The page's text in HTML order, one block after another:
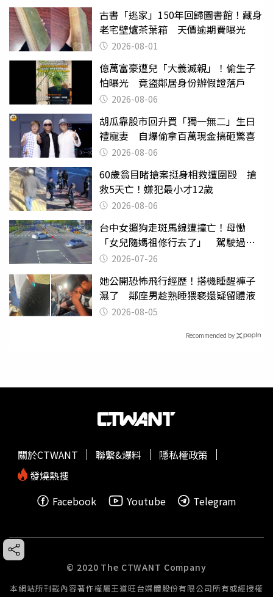
古書「逃家」150年回歸圖書館！藏身
老宅壁爐茶葉箱 天價逾期費曝光
2026-08-01
億萬富豪遭兒「大義滅親」！偷生子
怕曝光 竟盜鄰居身份辦假證落戶
2026-08-06
胡瓜靠股市回升買「獨一無二」生日
禮寵妻 自爆偷拿百萬現金搞砸驚喜
2026-08-06
60歲翁目睹搶案挺身相救遭圍毆 搶
救5天亡！嫌犯最小才12歲
2026-08-06
台中女遛狗走斑馬線遭撞亡！母慟
「女兒隨媽祖修行去了」 駕駛過失
致死判9月
2026-07-26
她公開恐怖飛行經歷！搭機睡醒褲子
濕了 鄰座男趁熟睡猥褻還疑留體液
2026-08-05
Recommended by
關於CTWANT 聯繫&爆料
隱私權政策
發燒熱搜
Facebook
Youtube Telegram
© 2020 The CTWANT Company
本網站所刊載內容著作權屬王道旺台媒體股份有限公司所有或經授權